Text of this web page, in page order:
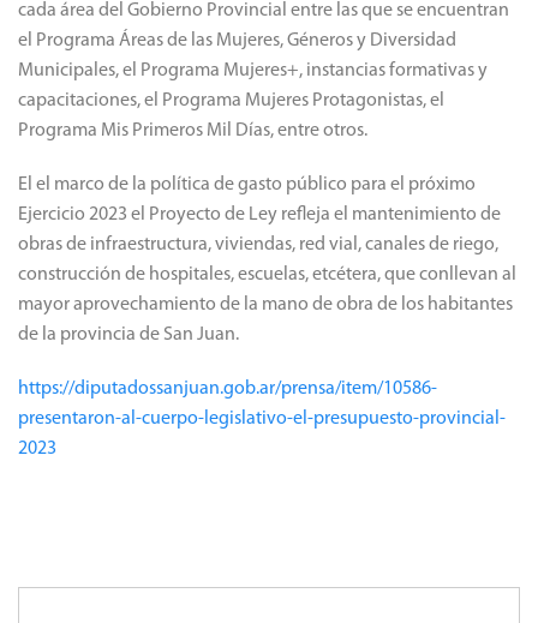
cada área del Gobierno Provincial entre las que se encuentran
el Programa Áreas de las Mujeres, Géneros y Diversidad
Municipales, el Programa Mujeres+, instancias formativas y
capacitaciones, el Programa Mujeres Protagonistas, el
Programa Mis Primeros Mil Días, entre otros.
El el marco de la política de gasto público para el próximo
Ejercicio 2023 el Proyecto de Ley refleja el mantenimiento de
obras de infraestructura, viviendas, red vial, canales de riego,
construcción de hospitales, escuelas, etcétera, que conllevan al
mayor aprovechamiento de la mano de obra de los habitantes
de la provincia de San Juan.
https://diputadossanjuan.gob.ar/prensa/item/10586-
presentaron-al-cuerpo-legislativo-el-presupuesto-provincial-
2023